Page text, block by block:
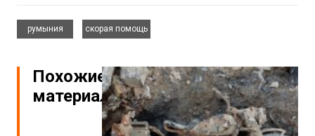
румыния
скорая помощь
Похожие
материалы